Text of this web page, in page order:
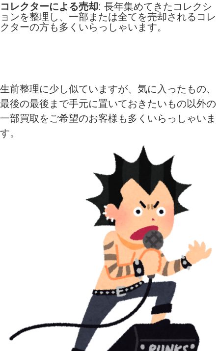
コレクターによる売却: 長年集めてきたコレクシ
ョンを整理し、一部または全てを売却されるコレ
クターの方も多くいらっしゃいます。
生前整理に少し似ていますが、気に入ったもの、
最後の最後まで手元に置いておきたいもの以外の
一部買取をご希望のお客様も多くいらっしゃいま
す。